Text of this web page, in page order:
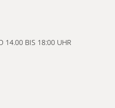
14.00 BIS 18:00 UHR